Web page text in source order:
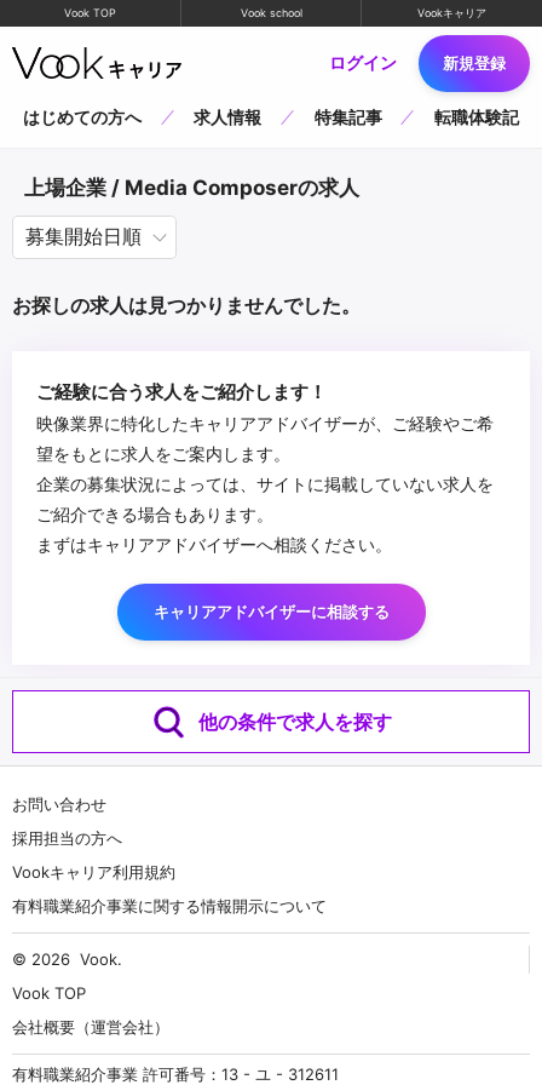
Vook TOP Vook school Vookキャリア
ログイン 新規登録
はじめての方へ 求人情報 特集記事 転職体験記
上場企業 / Media Composerの求人
お探しの求人は見つかりませんでした。
ご経験に合う求人をご紹介します！
映像業界に特化したキャリアアドバイザーが、ご経験やご希
望をもとに求人をご案内します。
企業の募集状況によっては、サイトに掲載していない求人を
ご紹介できる場合もあります。
まずはキャリアアドバイザーへ相談ください。
キャリアアドバイザーに相談する
他の条件で求人を探す
お問い合わせ
採用担当の方へ
Vookキャリア利用規約
有料職業紹介事業に関する情報開示について
© 2026 Vook.
Vook TOP
会社概要（運営会社）
有料職業紹介事業 許可番号：13 - ユ - 312611